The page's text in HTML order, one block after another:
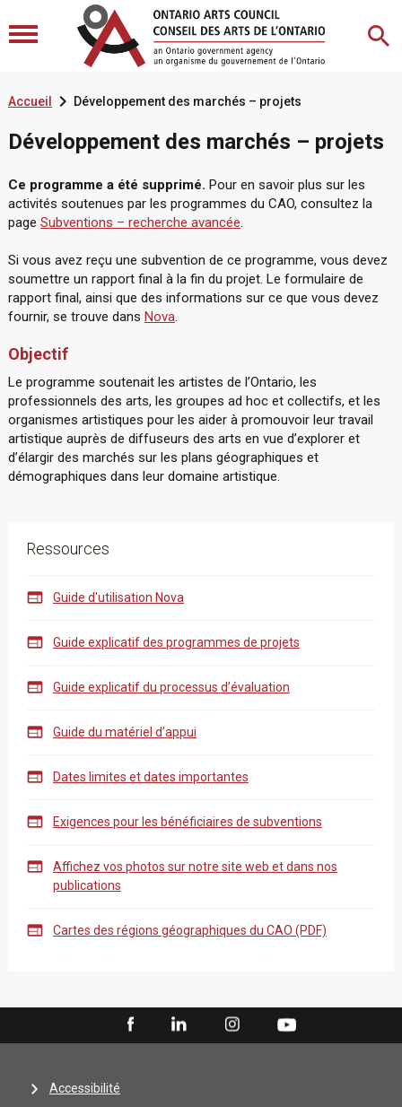
Accueil  Développement des marchés – projets
Développement des marchés – projets
Ce programme a été supprimé. Pour en savoir plus sur les
activités soutenues par les programmes du CAO, consultez la
page Subventions – recherche avancée.
Si vous avez reçu une subvention de ce programme, vous devez
soumettre un rapport final à la fin du projet. Le formulaire de
rapport final, ainsi que des informations sur ce que vous devez
fournir, se trouve dans Nova.
Objectif
Le programme soutenait les artistes de l’Ontario, les
professionnels des arts, les groupes ad hoc et collectifs, et les
organismes artistiques pour les aider à promouvoir leur travail
artistique auprès de diffuseurs des arts en vue d’explorer et
d’élargir des marchés sur les plans géographiques et
démographiques dans leur domaine artistique.
Ressources
 Guide d'utilisation Nova
 Guide explicatif des programmes de projets
 Guide explicatif du processus d’évaluation
 Guide du matériel d’appui
 Dates limites et dates importantes
 Exigences pour les bénéficiaires de subventions

Affichez vos photos sur notre site web et dans nos
publications
 Cartes des régions géographiques du CAO (PDF)
Accessibilité